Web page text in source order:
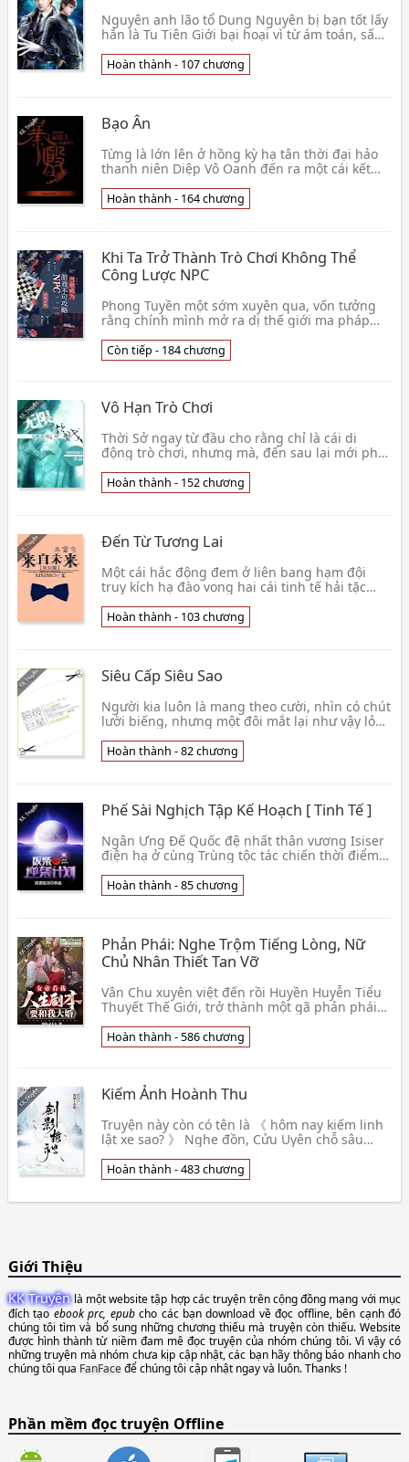
Nguyên anh lão tổ Dung Nguyên bị bạn tốt lấy
hắn là Tu Tiên Giới bại hoại vì từ ám toán, sấm
lão👦 Thời Bất Đãi Ngã
Hoàn thành - 107 chương
Bạo Ân
Từng là lớn lên ở hồng kỳ hạ tân thời đại hảo
thanh niên Diệp Vô Oanh đến ra một cái kết
vờn quan👦 SISIMO
Hoàn thành - 164 chương
Khi Ta Trở Thành Trò Chơi Không Thể
Công Lược NPC
Phong Tuyền một sớm xuyên qua, vốn tưởng
rằng chính mình mở ra dị thế giới ma pháp
hiện trên thự👦 Nhan Tuân
Còn tiếp - 184 chương
Vô Hạn Trò Chơi
Thời Sở ngay từ đầu cho rằng chỉ là cái di
động trò chơi, nhưng mà, đến sau lại mới phát
lưu x👦 SISIMO
Hoàn thành - 152 chương
Đến Từ Tương Lai
Một cái hắc động đem ở liên bang hạm đội
truy kích hạ đào vong hai cái tinh tế hải tặc
cơ mật tư l👦 SISIMO
Hoàn thành - 103 chương
Siêu Cấp Siêu Sao
Người kia luôn là mang theo cười, nhìn có chút
lười biếng, nhưng một đôi mắt lại như vậy lỏng
lúc👦 SISIMO
Hoàn thành - 82 chương
Phế Sài Nghịch Tập Kế Hoạch [ Tinh Tế ]
Ngân Ưng Đế Quốc đệ nhất thân vương Isiser
điện hạ ở cùng Trùng tộc tác chiến thời điểm
Đương hắn👦 Thanh Vụ Liễm Nguyệt
Hoàn thành - 85 chương
Phản Phái: Nghe Trộm Tiếng Lòng, Nữ
Chủ Nhân Thiết Tan Vỡ
Vân Chu xuyên việt đến rồi Huyền Huyễn Tiểu
Thuyết Thế Giới, trở thành một gã phản phái
Chỉ cần👦 Nhạc Nhất Thượng Bảng
Hoàn thành - 586 chương
Kiếm Ảnh Hoành Thu
Truyện này còn có tên là 《 hôm nay kiếm linh
lật xe sao? 》 Nghe đồn, Cửu Uyên chỗ sâu
đến kiếm này gi👦 Vi Tư Nhân Dã
Hoàn thành - 483 chương
Giới Thiệu
KK Truyệnlà một website tập hợp các truyện trên cộng đồng mạng với mục
đích tạoebook prc, epubcho các bạn download về đọc offline, bên cạnh đó
chúng tôi tìm và bổ sung những chương thiếu mà truyện còn thiếu. Website
được hình thành từ niềm đam mê đọc truyện của nhóm chúng tôi. Vì vậy có
những truyện mà nhóm chưa kịp cập nhật, các bạn hãy thông báo nhanh cho
chúng tôi qua FanFaceđể chúng tôi cập nhật ngay và luôn. Thanks !
Phần mềm đọc truyện Offline